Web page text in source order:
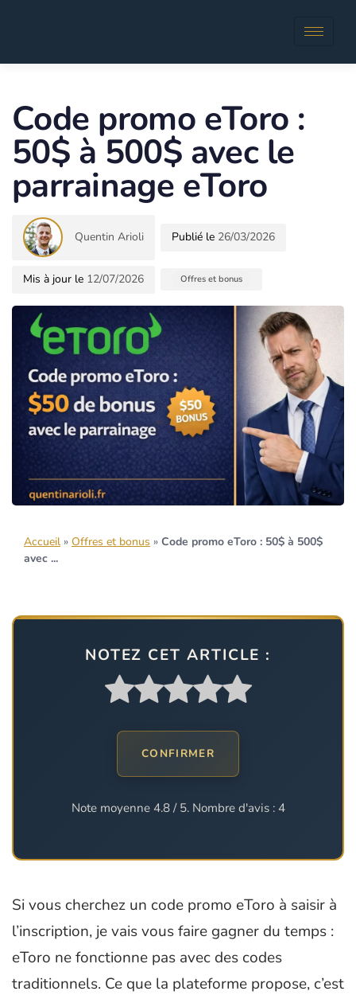
Code promo eToro :
50$ à 500$ avec le
parrainage eToro
Quentin Arioli 26/03/2026
12/07/2026 Offres et bonus
Accueil » Offres et bonus » Code promo eToro : 50$ à 500$
avec ...
NOTEZ CET ARTICLE :
CONFIRMER
Note moyenne 4.8/ 5. Nombre d'avis : 4
Si vous cherchez un code promo eToro à saisir à
l’inscription, je vais vous faire gagner du temps :
eToro ne fonctionne pas avec des codes
traditionnels. Ce que la plateforme propose, c’est